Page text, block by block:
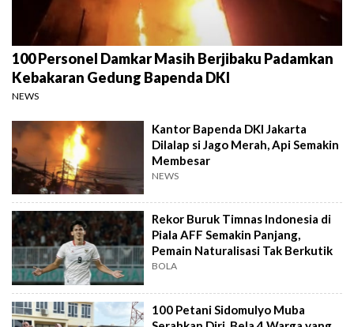
100 Personel Damkar Masih Berjibaku Padamkan
Kebakaran Gedung Bapenda DKI
NEWS
Kantor Bapenda DKI Jakarta
Dilalap si Jago Merah, Api Semakin
Membesar
NEWS
Rekor Buruk Timnas Indonesia di
Piala AFF Semakin Panjang,
Pemain Naturalisasi Tak Berkutik
BOLA
100 Petani Sidomulyo Muba